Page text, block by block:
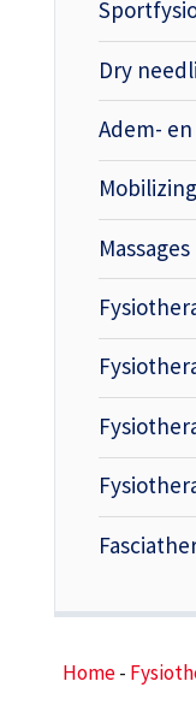
Dry
Adem-
Massages
Home-